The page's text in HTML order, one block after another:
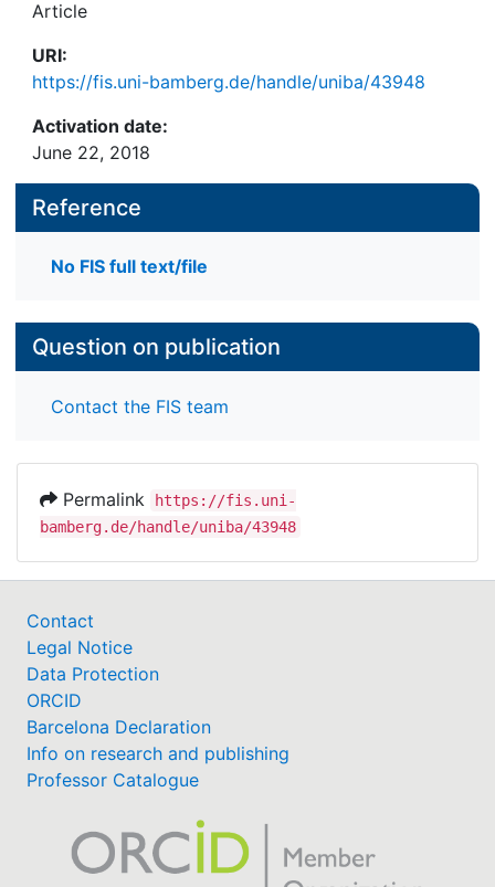
Article
URI:
https://fis.uni-bamberg.de/handle/uniba/43948
Activation date:
June 22, 2018
Reference
No FIS full text/file
Question on publication
Contact the FIS team
Permalink
https://fis.uni-
bamberg.de/handle/uniba/43948
Contact
Legal Notice
Data Protection
ORCID
Barcelona Declaration
Info on research and publishing
Professor Catalogue